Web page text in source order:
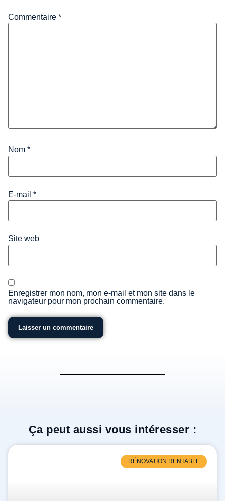
Commentaire *
Nom *
E-mail *
Site web
Enregistrer mon nom, mon e-mail et mon site dans le
navigateur pour mon prochain commentaire.
Ça peut aussi vous intéresser :
RÉNOVATION RENTABLE